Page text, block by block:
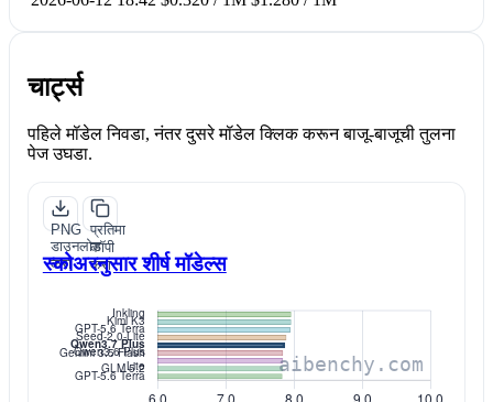
चार्ट्स
पहिले मॉडेल निवडा, नंतर दुसरे मॉडेल क्लिक करून बाजू-बाजूची तुलना
पेज उघडा.
PNG
डाउनलोड
करा
प्रतिमा
कॉपी
करा
स्कोअरनुसार शीर्ष मॉडेल्स